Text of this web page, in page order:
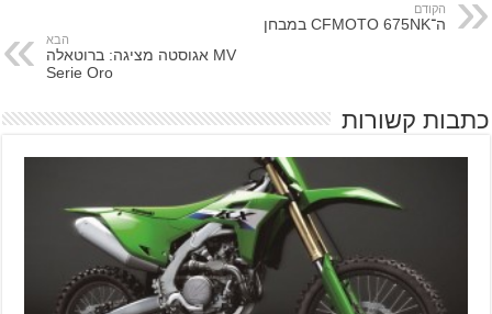
הקודם
ה־CFMOTO 675NK במבחן
הבא
MV אגוסטה מציגה: ברוטאלה
Serie Oro
כתבות קשורות